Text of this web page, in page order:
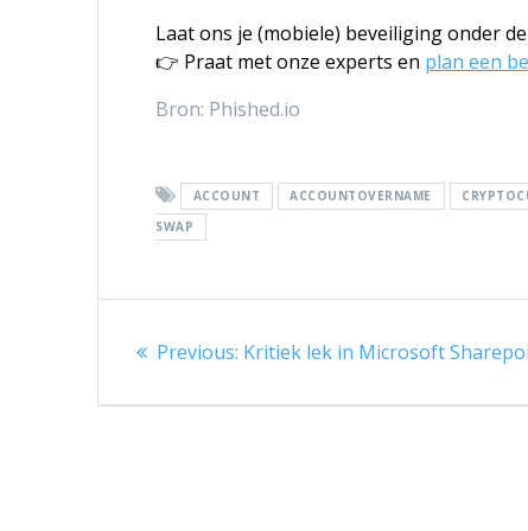
Laat ons je (mobiele) beveiliging onder
👉 Praat met onze experts en plan een
Bron: Phished.io
ACCOUNT ACCOUNTOVERNAME
SWAP
Previous: Previous
Kritiek lek in Microsoft